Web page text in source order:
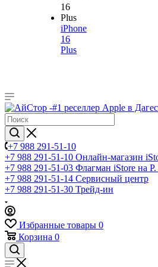
iPhone
16
Plus
+7 988 291-51-10
+7 988 291-51-10 Онлайн-магазин
+7 988 291-51-03 Флагман iStore на Р.
+7 988 291-51-14 Сервисный центр
+7 988 291-51-30 Трейд-ин
Избранные товары 0
Корзина 0